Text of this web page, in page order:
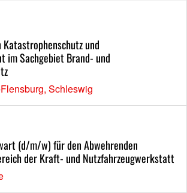
und
im Sachgebiet Brand- und
Schleswig
(d/m/w) für den Abwehrenden
der Kraft- und Nutzfahrzeugwerkstatt